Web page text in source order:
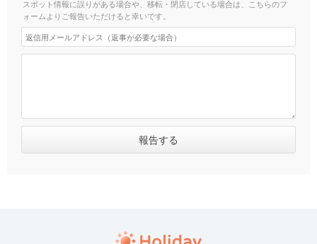
スポット情報に誤りがある場合や、移転・閉店している場合は、こちらのフ
ォームよりご報告いただけると幸いです。